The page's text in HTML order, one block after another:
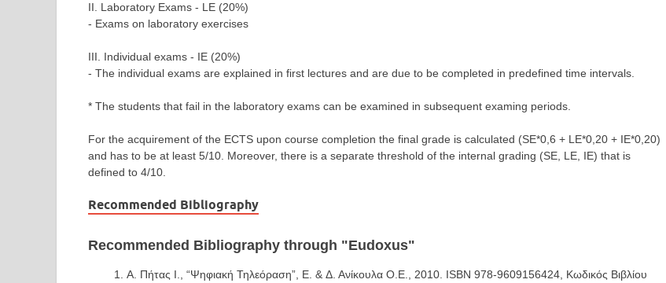
ΙΙ. Laboratory Exams - LE (20%)
- Exams on laboratory exercises
III. Individual exams - IE (20%)
- The individual exams are explained in first lectures and are due to be completed in predefined time intervals.
* The students that fail in the laboratory exams can be examined in subsequent examing periods.
For the acquirement of the ECTS upon course completion the final grade is calculated (SE*0,6 + LΕ*0,20 + IΕ*0,20)
and has to be at least 5/10. Moreover, there is a separate threshold of the internal grading (SE, LE, IE) that is
defined to 4/10.
Recommended Bibliography
Recommended Bibliography through "Eudoxus"
Α. Πήτας Ι., “Ψηφιακή Τηλεόραση”, E. & Δ. Ανίκουλα Ο.Ε., 2010. ISBN 978-9609156424, Κωδικός Βιβλίου